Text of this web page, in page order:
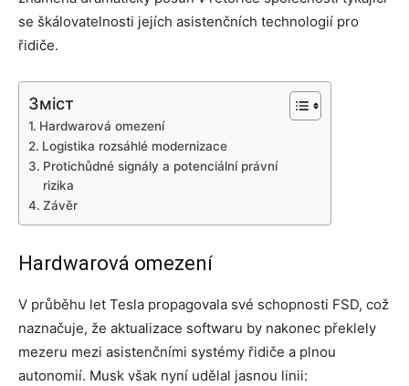
se škálovatelnosti jejích asistenčních technologií pro
řidiče.
Зміст
Hardwarová omezení
Logistika rozsáhlé modernizace
Protichůdné signály a potenciální právní
rizika
Závěr
Hardwarová omezení
V průběhu let Tesla propagovala své schopnosti FSD, což
naznačuje, že aktualizace softwaru by nakonec překlely
mezeru mezi asistenčními systémy řidiče a plnou
autonomií. Musk však nyní udělal jasnou linii: